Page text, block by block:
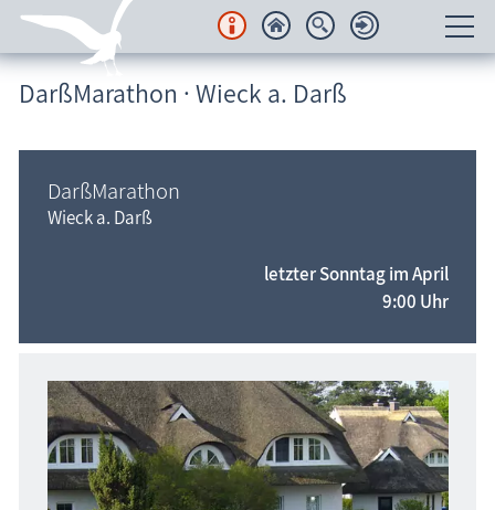
Unterkünfte
Regionales
Urlaubsorte
Veranstaltungen
Blog
DarßMarathon · Wieck a. Darß
DarßMarathon
Wieck a. Darß
letzter Sonntag im April
9:00 Uhr